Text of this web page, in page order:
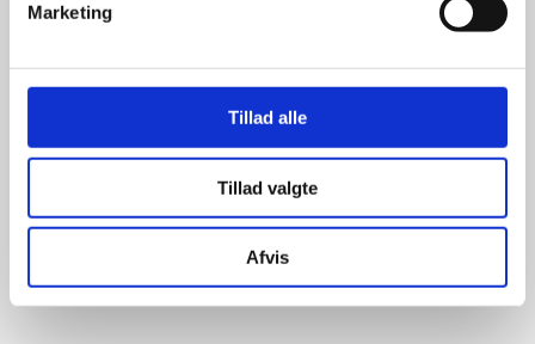
Marketing
Tillad alle
Tillad valgte
Afvis
Udvalget er langt større, så har I en
idé til et konkret produkt, eller et
helt særligt ønske, så send en
forespørgsel tilinfo@syddesign.dk,
så finder vi det helt rigtige produkt
til en konkurrence dygtig pris.